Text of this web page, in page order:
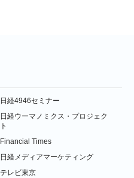
日経4946セミナー
日経ウーマノミクス・プロジェク
ト
Financial Times
日経メディアマーケティング
テレビ東京